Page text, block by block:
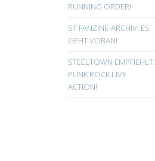
RUNNING ORDER!
ST FANZINE-ARCHIV: ES
GEHT VORAN!
STEELTOWN EMPFIEHLT:
PUNK ROCK LIVE
ACTION!